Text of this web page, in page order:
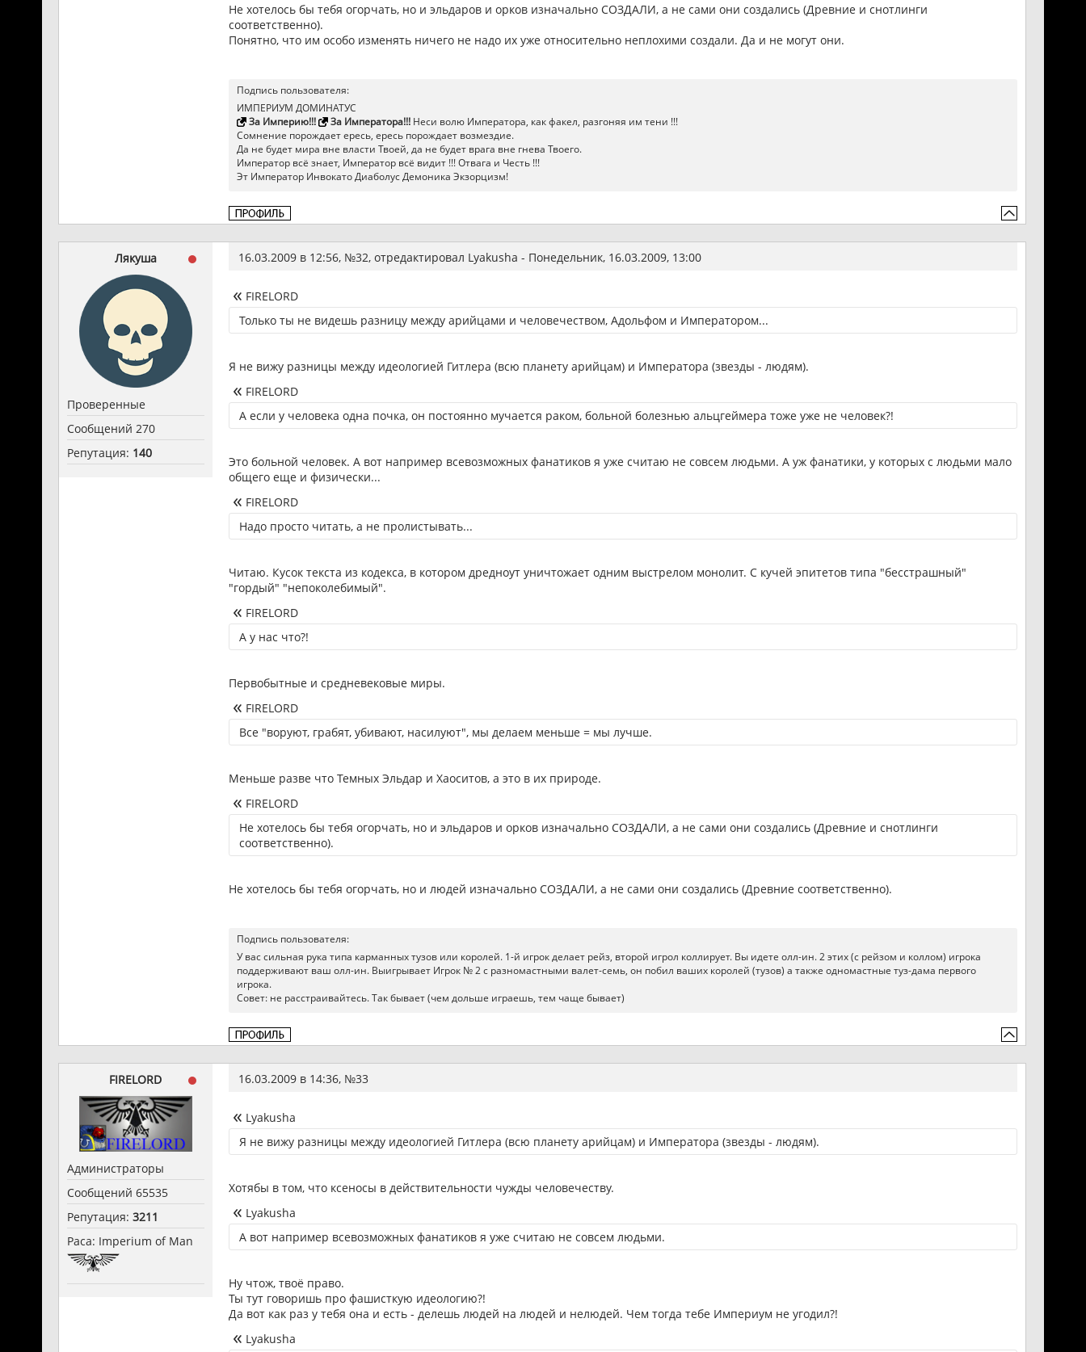
Не хотелось бы тебя огорчать, но и эльдаров и орков изначально СОЗДАЛИ, а не сами они создались (Древние и снотлинги
соответственно).
Понятно, что им особо изменять ничего не надо их уже относительно неплохими создали. Да и не могут они.
Подпись пользователя:
ИМПЕРИУМ ДОМИНАТУС
За Империю!!!
За Императора!!!Неси волю Императора, как факел, разгоняя им тени !!!
Сомнение порождает ересь, ересь порождает возмездие.
Да не будет мира вне власти Твоей, да не будет врага вне гнева Твоего.
Император всё знает, Император всё видит !!! Отвага и Честь !!!
Эт Император Инвокато Диаболус Демоника Экзорцизм!
Лякуша
Проверенные
Сообщений 270
Репутация: 140
16.03.2009 в 12:56, №32, отредактировал Lyakusha - Понедельник, 16.03.2009, 13:00
FIRELORD
Только ты не видешь разницу между арийцами и человечеством, Адольфом и Императором...
Я не вижу разницы между идеологией Гитлера (всю планету арийцам) и Императора (звезды - людям).
FIRELORD
А если у человека одна почка, он постоянно мучается раком, больной болезнью альцгеймера тоже уже не человек?!
Это больной человек. А вот например всевозможных фанатиков я уже считаю не совсем людьми. А уж фанатики, у которых с людьми мало
общего еще и физически...
FIRELORD
Надо просто читать, а не пролистывать...
Читаю. Кусок текста из кодекса, в котором дредноут уничтожает одним выстрелом монолит. С кучей эпитетов типа "бесстрашный"
"гордый" "непоколебимый".
FIRELORD
А у нас что?!
Первобытные и средневековые миры.
FIRELORD
Все "воруют, грабят, убивают, насилуют", мы делаем меньше = мы лучше.
Меньше разве что Темных Эльдар и Хаоситов, а это в их природе.
FIRELORD
Не хотелось бы тебя огорчать, но и эльдаров и орков изначально СОЗДАЛИ, а не сами они создались (Древние и снотлинги
соответственно).
Не хотелось бы тебя огорчать, но и людей изначально СОЗДАЛИ, а не сами они создались (Древние соответственно).
Подпись пользователя:
У вас сильная рука типа карманных тузов или королей. 1-й игрок делает рейз, второй игрол коллирует. Вы идете олл-ин. 2 этих (с рейзом и коллом) игрока
поддерживают ваш олл-ин. Выигрывает Игрок № 2 с разномастными валет-семь, он побил ваших королей (тузов) а также одномастные туз-дама первого
игрока.
Совет: не расстраивайтесь. Так бывает (чем дольше играешь, тем чаще бывает)
FIRELORD
Администраторы
Сообщений 65535
Репутация: 3211
Раса: Imperium of Man
16.03.2009 в 14:36, №33
Lyakusha
Я не вижу разницы между идеологией Гитлера (всю планету арийцам) и Императора (звезды - людям).
Хотябы в том, что ксеносы в действительности чужды человечеству.
Lyakusha
А вот например всевозможных фанатиков я уже считаю не совсем людьми.
Ну чтож, твоё право.
Ты тут говоришь про фашисткую идеологию?!
Да вот как раз у тебя она и есть - делешь людей на людей и нелюдей. Чем тогда тебе Империум не угодил?!
Lyakusha